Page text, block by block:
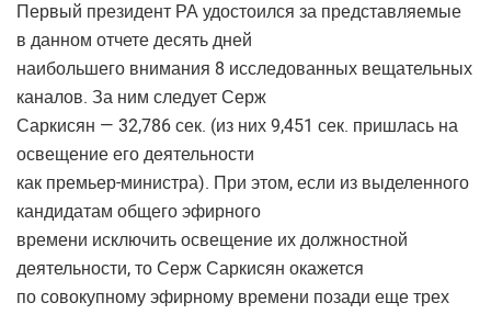
Первый президент РА удостоился за представляемые
в данном отчете десять дней
наибольшего внимания 8 исследованных вещательных
каналов. За ним следует Серж
Саркисян — 32,786 сек. (из них 9,451 сек. пришлась на
освещение его деятельности
как премьер-министра). При этом, если из выделенного
кандидатам общего эфирного
времени исключить освещение их должностной
деятельности, то Серж Саркисян окажется
по совокупному эфирному времени позади еще трех